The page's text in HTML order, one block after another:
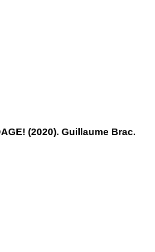
(2020). Guillaume Brac.